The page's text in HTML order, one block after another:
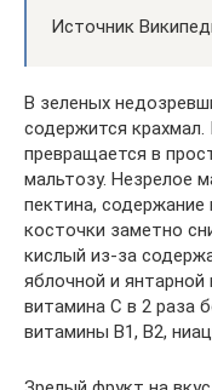
Источник
В зеленых
содержится
превращается в
мальтозу. Незрелое
пектина, содержание
косточки заметно
кислый из-за
яблочной и
витамина С в 2 раза
витамины В1, В2,